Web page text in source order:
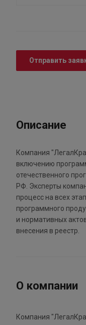
Отправить
Описание
Компания
включению
отечественного
РФ. Эксперты
процесс на всех
программного
и нормативных
внесения в реестр.
О компании
Компания